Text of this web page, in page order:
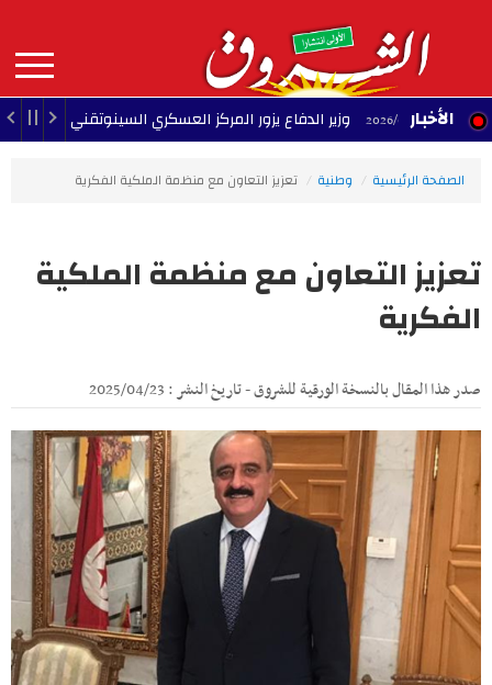
contenu
principal
MAIN
NAVIGATION الأخبار وزير الدفاع يزور المركز العسكري السينوتقني 23:05 - 2026/08/07
الصفحة الرئيسية وطنية تعزيز التعاون مع منظمة الملكية الفكرية
تعزيز التعاون مع منظمة الملكية
الفكرية
صدر هذا المقال بالنسخة الورقية للشروق - تاريخ النشر : 2025/04/23